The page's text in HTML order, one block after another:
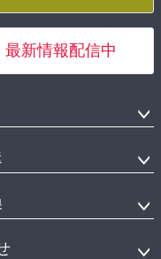
最新情報配信中